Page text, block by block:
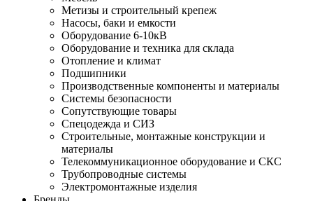
Метизы и строительный крепеж
Насосы, баки и емкости
Оборудование 6-10кВ
Оборудование и техника для склада
Отопление и климат
Подшипники
Производственные компоненты и материалы
Системы безопасности
Сопутствующие товары
Спецодежда и СИЗ
Строительные, монтажные конструкции и
материалы
Телекоммуникационное оборудование и СКС
Трубопроводные системы
Электромонтажные изделия